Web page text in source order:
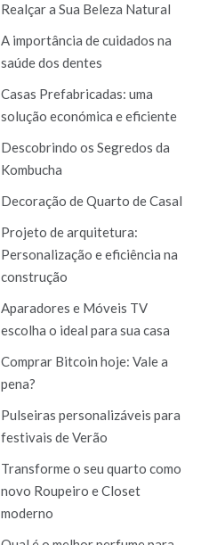
Realçar a Sua Beleza Natural
A importância de cuidados na
saúde dos dentes
Casas Prefabricadas: uma
solução económica e eficiente
Descobrindo os Segredos da
Kombucha
Decoração de Quarto de Casal
Projeto de arquitetura:
Personalização e eficiência na
construção
Aparadores e Móveis TV
escolha o ideal para sua casa
Comprar Bitcoin hoje: Vale a
pena?
Pulseiras personalizáveis para
festivais de Verão
Transforme o seu quarto como
novo Roupeiro e Closet
moderno